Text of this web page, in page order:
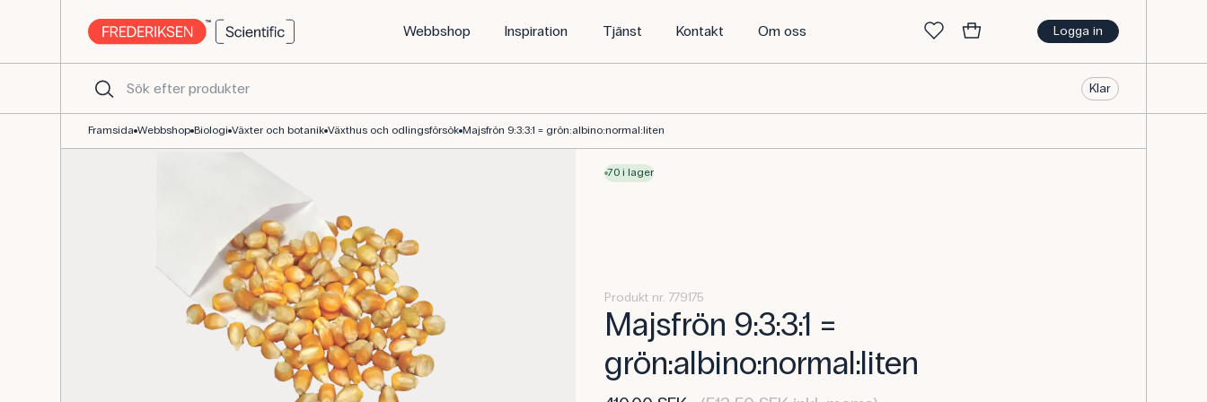
Logga in
Webbshop Inspiration Tjänst Kontakt Om oss
Klar
Framsida Webbshop Biologi Växter och botanik Växthus och odlingsförsök Majsfrön 9:3:3:1 = grön:albino:normal:liten
70 i lager
Produkt nr. 779175
Majsfrön 9:3:3:1 =
grön:albino:normal:liten